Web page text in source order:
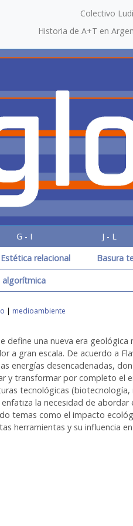
Colectivo
Historia de A+T en
G - I J - L
relacional Basura
algorítmica
| medioambiente
define una nueva era
a gran escala. De acuerdo a
energías desencadenadas,
y transformar por completo el
tecnológicas
la necesidad de
temas como el impacto
herramientas y su influencia